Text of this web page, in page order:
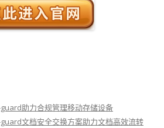
助力合规管理移动存储设备
文档安全交换方案助力文档高效流转